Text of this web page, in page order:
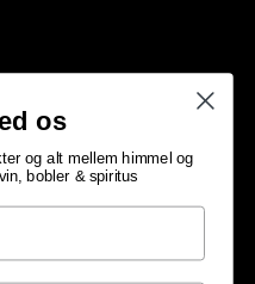
os
og alt mellem himmel og
bobler & spiritus